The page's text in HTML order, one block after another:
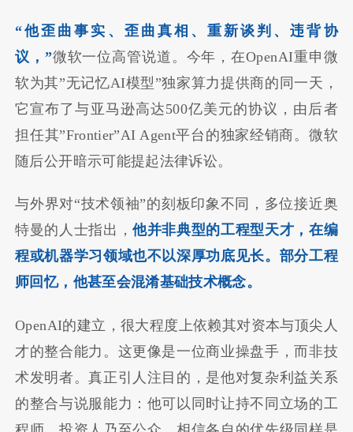
“他歪曲事实、歪曲真相、重新谈判、违背协
议，”微软一位高管说道。今年，在OpenAI重申微
软为其”无记忆AI模型”独家算力提供商的同一天，
它宣布了与亚马逊高达500亿美元的协议，由后者
担任其”Frontier”AI Agent平台的独家经销商。微软
随后公开暗示可能提起法律诉讼。
与外界对“技术领袖”的刻板印象不同，多位接近奥
特曼的人士指出，他并非典型的工程型天才，在编
程或机器学习领域也不以深厚功底见长。部分工程
师回忆，他甚至会混淆基础技术概念。
OpenAI的建立，很大程度上依赖其对资本与顶尖人
才的整合能力。这更像是一位商业操盘手，而非技
术发明者。真正引人注目的，是他对复杂利益关系
的整合与说服能力：他可以同时让持不同立场的工